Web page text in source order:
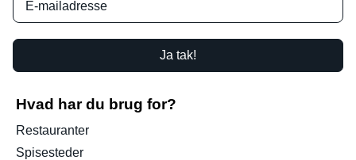
Ja tak!
Hvad har du brug for?
Restauranter
Spisesteder